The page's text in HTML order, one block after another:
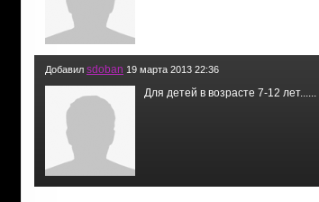
Добавил sdoban 19 марта 2013 22:36
Для детей в возрасте 7-12 лет......